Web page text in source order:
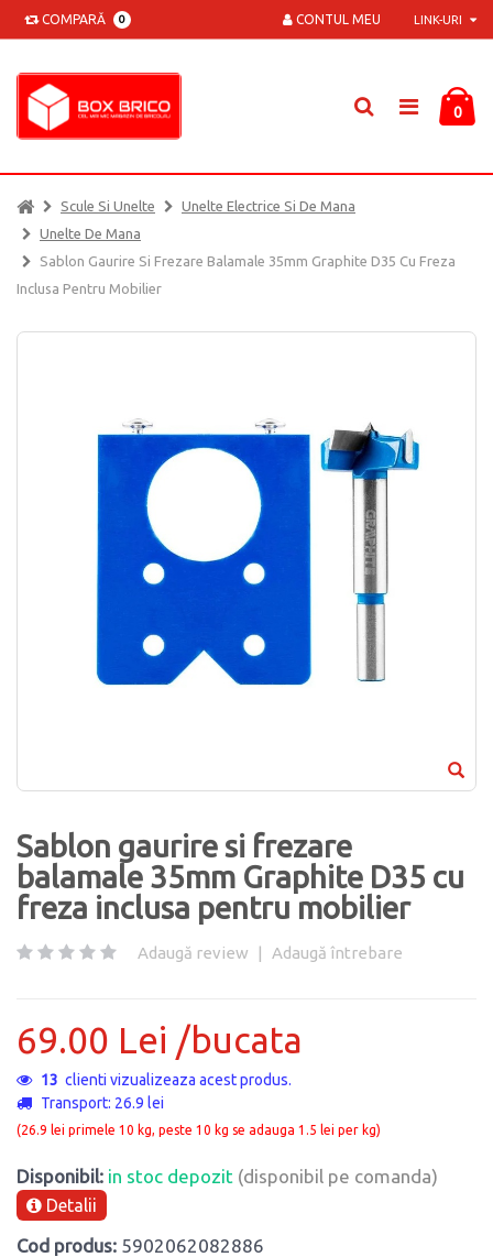
COMPARĂ 0 LINK-URI
CONTUL MEU
0
Scule Si Unelte
Unelte Electrice Si De Mana
Unelte De Mana
Sablon Gaurire Si Frezare Balamale 35mm Graphite D35 Cu Freza
Inclusa Pentru Mobilier
Sablon gaurire si frezare
balamale 35mm Graphite D35 cu
freza inclusa pentru mobilier
Adaugă review | Adaugă întrebare
69.00 Lei /bucata
13 clienti vizualizeaza acest produs.
Transport: 26.9 lei
(26.9 lei primele 10 kg, peste 10 kg se adauga 1.5 lei per kg)
Disponibil: in stoc depozit (disponibil pe comanda)
Detalii
Cod produs: 5902062082886